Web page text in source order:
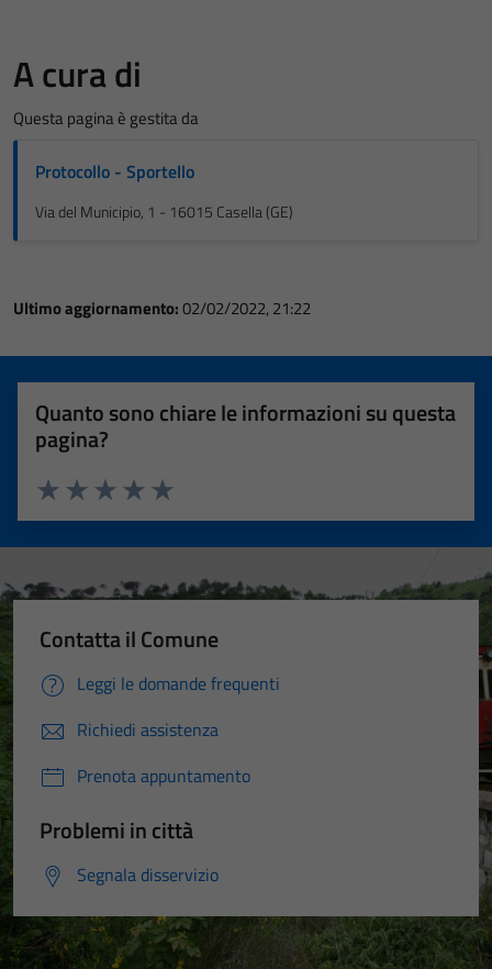
A cura di
Questa pagina è gestita da
Protocollo - Sportello
Via del Municipio, 1 - 16015 Casella (GE)
Ultimo aggiornamento:02/02/2022, 21:22
Quanto sono chiare le informazioni su questa
pagina?
Valuta 5 stelle su 5
Valuta 4 stelle su 5
Valuta 3 stelle su 5
Valuta 2 stelle su 5
Valuta 1 stelle su 5
Contatta il Comune
Leggi le domande frequenti
Richiedi assistenza
Prenota appuntamento
Problemi in città
Segnala disservizio